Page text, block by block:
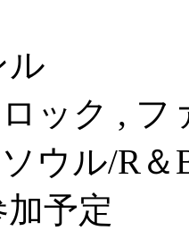
ル
ック , フ
ウル/R
予定